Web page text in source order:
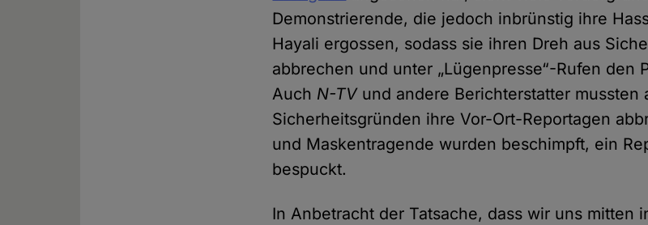
Demonstrierende, die jedoch inbrünstig ihre
Hayali ergossen, sodass sie ihren Dreh aus
abbrechen und unter „Lügenpresse“-Rufen den
Auch N-TVund andere Berichterstatter mussten
Sicherheitsgründen ihre Vor-Ort-Reportagen
und Maskentragende wurden beschimpft, ein
bespuckt.
In Anbetracht der Tatsache, dass wir uns mitten